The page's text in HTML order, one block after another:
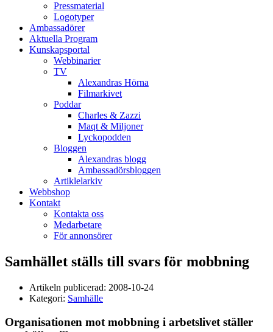
Pressmaterial
Logotyper
Ambassadörer
Aktuella Program
Kunskapsportal
Webbinarier
TV
Alexandras Hörna
Filmarkivet
Poddar
Charles & Zazzi
Maqt & Miljoner
Lyckopodden
Bloggen
Alexandras blogg
Ambassadörsbloggen
Artiklelarkiv
Webbshop
Kontakt
Kontakta oss
Medarbetare
För annonsörer
Samhället ställs till svars för mobbning
Artikeln publicerad: 2008-10-24
Kategori: Samhälle
Organisationen mot mobbning i arbetslivet ställer